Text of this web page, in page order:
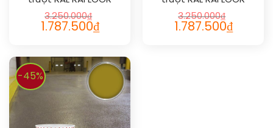
ANTI-SLIP 1032
3.250.000₫
1.787.500₫
ANTI-SLIP 1012
3.250.000₫
1.787.500₫
-45%